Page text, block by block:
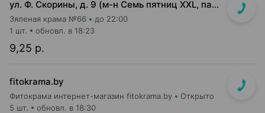
ул. Ф. Скорины, д. 9 (м-н Семь пятниц XXL, павильон при кассе)
Зяленая крама №66 до 22:00
9,25 р.
1 шт. обновл. в 18:23
fitokrama.by
Фитокрама интернет-магазин fitokrama.by Открыто
5 шт. обновл. в 18:30